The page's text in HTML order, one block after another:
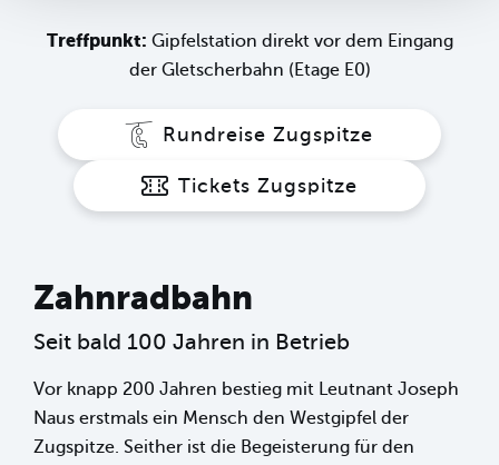
Treffpunkt: Gipfelstation direkt vor dem Eingang
der Gletscherbahn (Etage E0)
Rundreise Zugspitze
Tickets Zugspitze
Zahnradbahn
Seit bald 100 Jahren in Betrieb
Vor knapp 200 Jahren bestieg mit Leutnant Joseph
Naus erstmals ein Mensch den Westgipfel der
Zugspitze. Seither ist die Begeisterung für den